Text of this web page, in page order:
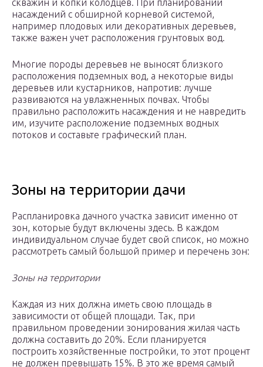
скважин и копки колодцев. При планировании
насаждений с обширной корневой системой,
например плодовых или декоративных деревьев,
также важен учет расположения грунтовых вод.
Многие породы деревьев не выносят близкого
расположения подземных вод, а некоторые виды
деревьев или кустарников, напротив: лучше
развиваются на увлажненных почвах. Чтобы
правильно расположить насаждения и не навредить
им, изучите расположение подземных водных
потоков и составьте графический план.
Зоны на территории дачи
Распланировка дачного участка зависит именно от
зон, которые будут включены здесь. В каждом
индивидуальном случае будет свой список, но можно
рассмотреть самый большой пример и перечень зон:
Зоны на территории
Каждая из них должна иметь свою площадь в
зависимости от общей площади. Так, при
правильном проведении зонирования жилая часть
должна составить до 20%. Если планируется
построить хозяйственные постройки, то этот процент
не должен превышать 15%. В это же время самый